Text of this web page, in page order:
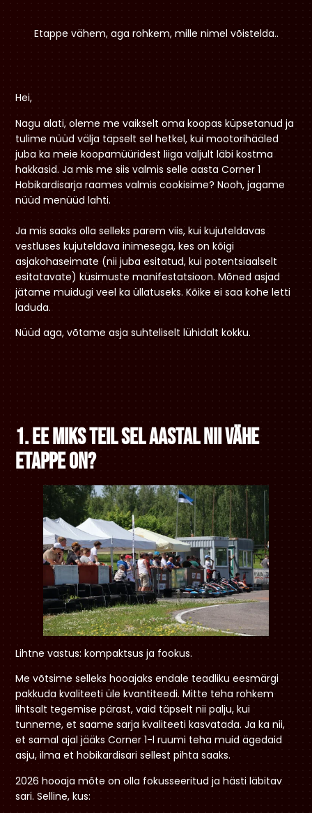
Etappe vähem, aga rohkem, mille nimel võistelda..
Hei,
Nagu alati, oleme me vaikselt oma koopas küpsetanud ja
tulime nüüd välja täpselt sel hetkel, kui mootorihääled
juba ka meie koopamüüridest liiga valjult läbi kostma
hakkasid. Ja mis me siis valmis selle aasta Corner 1
Hobikardisarja raames valmis cookisime? Nooh, jagame
nüüd menüüd lahti.
Ja mis saaks olla selleks parem viis, kui kujuteldavas
vestluses kujuteldava inimesega, kes on kõigi
asjakohaseimate (nii juba esitatud, kui potentsiaalselt
esitatavate) küsimuste manifestatsioon. Mõned asjad
jätame muidugi veel ka üllatuseks. Kõike ei saa kohe letti
laduda.
Nüüd aga, võtame asja suhteliselt lühidalt kokku.
1. Ee miks teil sel aastal nii vähe
etappe on?
Lihtne vastus: kompaktsus ja fookus.
Me võtsime selleks hooajaks endale teadliku eesmärgi
pakkuda kvaliteeti üle kvantiteedi. Mitte teha rohkem
lihtsalt tegemise pärast, vaid täpselt nii palju, kui
tunneme, et saame sarja kvaliteeti kasvatada. Ja ka nii,
et samal ajal jääks Corner 1-l ruumi teha muid ägedaid
asju, ilma et hobikardisari sellest pihta saaks.
2026 hooaja mõte on olla fokusseeritud ja hästi läbitav
sari. Selline, kus: